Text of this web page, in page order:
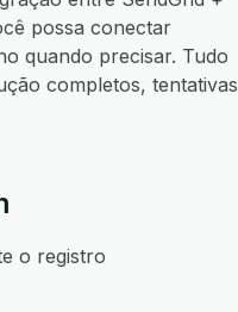
possa conectar
quando precisar. Tudo
completos, tentativas
o registro